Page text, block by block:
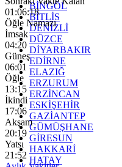
BİNGÖL
BİTLİS
DENİZLİ
DÜZCE
DİYARBAKIR
EDİRNE
ELAZIĞ
ERZURUM
ERZİNCAN
ESKİŞEHİR
GAZİANTEP
GÜMÜŞHANE
GİRESUN
HAKKARİ
HATAY
01:06:16
Öğle Namazı
İmsak
04:20
Güneş
06:01
Öğle
13:15
İkindi
17:06
Akşam
20:19
Yatsı
21:52